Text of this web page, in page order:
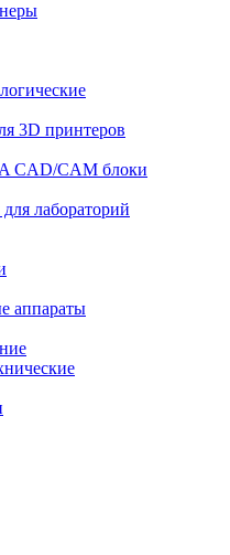
3D принтеров
CAD/CAM блоки
лабораторий
аппараты